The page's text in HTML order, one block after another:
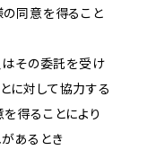
の同意を得ること
はその委託を受け
に対して協力する
得ることにより
あるとき